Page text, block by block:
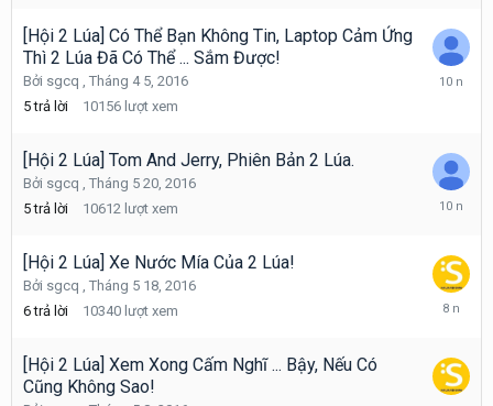
2019
[Hội 2 Lúa] Có Thể Bạn Không Tin, Laptop Cảm Ứng
Thì 2 Lúa Đã Có Thể ... Sắm Được!
Bởi sgcq
Tháng 4 5, 2016
5 trả lời 10156 lượt xem
Tháng
[Hội 2 Lúa] Tom And Jerry, Phiên Bản 2 Lúa.
Bởi sgcq
Tháng 5 20, 2016
5 trả lời 10612 lượt xem
Tháng
2016
[Hội 2 Lúa] Xe Nước Mía Của 2 Lúa!
Bởi sgcq
Tháng 5 18, 2016
6 trả lời 10340 lượt xem
Tháng
2018
[Hội 2 Lúa] Xem Xong Cấm Nghĩ ... Bậy, Nếu Có
Cũng Không Sao!